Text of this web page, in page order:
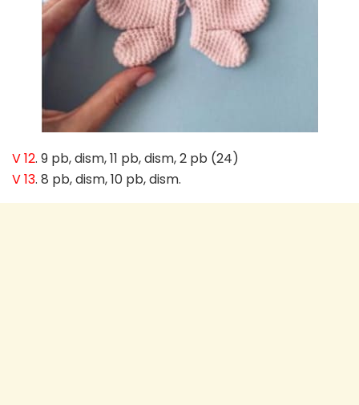
V 12. 9 pb, dism, 11 pb, dism, 2 pb (24)
V 13. 8 pb, dism, 10 pb, dism.